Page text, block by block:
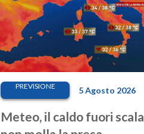
PREVISIONE 5 Agosto 2026
Meteo, il caldo fuori scala